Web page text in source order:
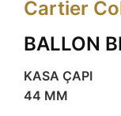
Cartier
BALLON
KASA ÇAPI
44 MM